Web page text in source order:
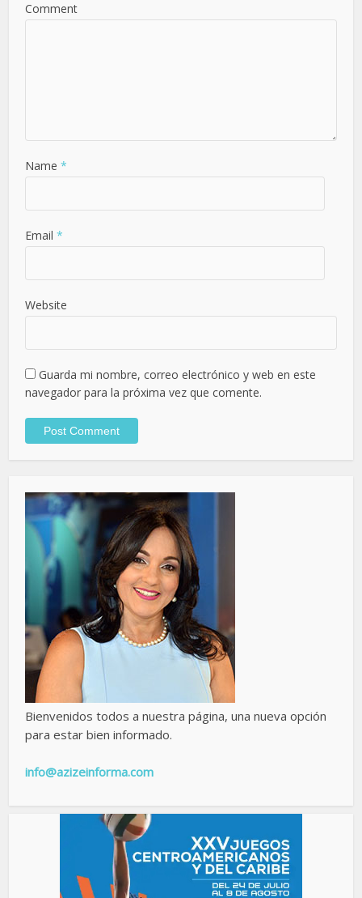
Comment
Name *
Email *
Website
Guarda mi nombre, correo electrónico y web en este
navegador para la próxima vez que comente.
Bienvenidos todos a nuestra página, una nueva opción
para estar bien informado.
info@azizeinforma.com